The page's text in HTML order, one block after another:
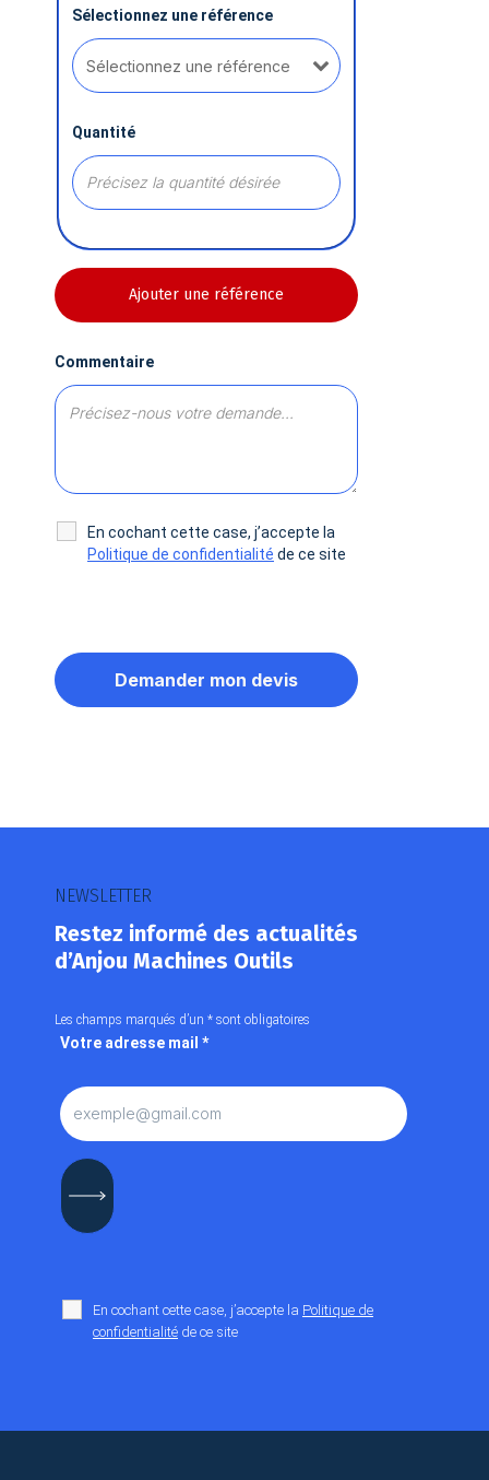
Sélectionnez une référence
Quantité
Ajouter une référence
Commentaire
En cochant cette case, j’accepte la
Politique de confidentialité de ce site
NEWSLETTER
Restez informé des actualités
d’Anjou Machines Outils
Les champs marqués d’un * sont obligatoires
Votre adresse mail *
En cochant cette case, j’accepte la Politique de
confidentialité de ce site